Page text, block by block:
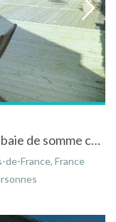
Appartement gite le crotoy centre baie de somme centre village
de-France, France